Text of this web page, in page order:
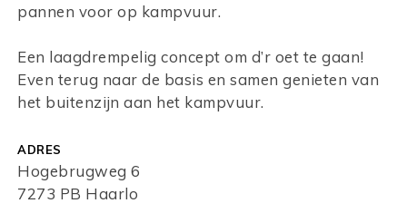
pannen voor op kampvuur.
Een laagdrempelig concept om d’r oet te gaan!
Even terug naar de basis en samen genieten van
het buitenzijn aan het kampvuur.
ADRES
Hogebrugweg 6
7273 PB Haarlo